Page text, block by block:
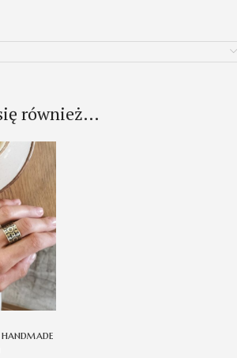
również…